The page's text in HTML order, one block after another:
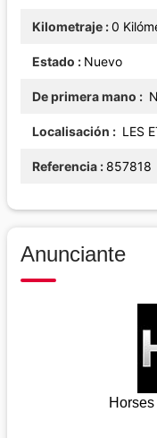
Kilometraje 0
Estado Nuevo
De primera mano
Localisación LES
Referencia 857818
Anunciante